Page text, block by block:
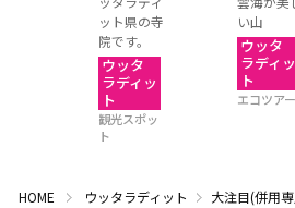
ット県の寺
院です。
ウッタ
ラディッ
ト
観光スポッ
ト
い山
ウッタ
ラディッ
ト
エコツアー
HOME ウッタラディット
大注目(併用